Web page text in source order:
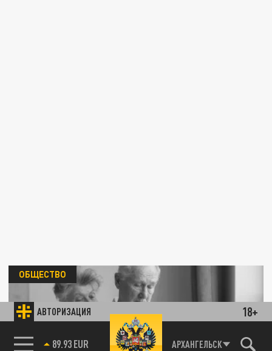
АВТОРИЗАЦИЯ 18+
85.64 BRENT АРХАНГЕЛЬСК
ОБЩЕСТВО